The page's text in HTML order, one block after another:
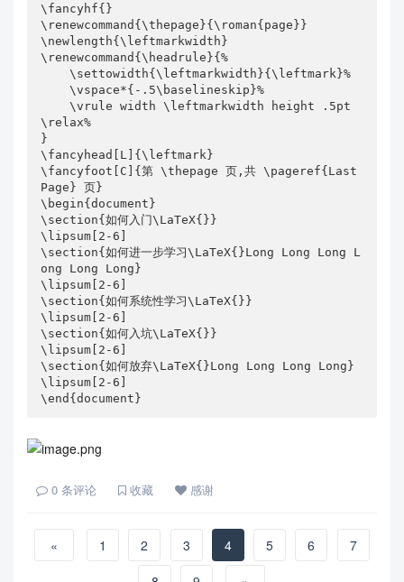
\fancyhf{}
\renewcommand{\thepage}{\roman{page}}
\newlength{\leftmarkwidth}
\renewcommand{\headrule}{%
    \settowidth{\leftmarkwidth}{\leftmark}%
    \vspace*{-.5\baselineskip}%
    \vrule width \leftmarkwidth height .5pt
\relax%
}
\fancyhead[L]{\leftmark}
\fancyfoot[C]{第 \thepage 页,共 \pageref{Last
Page} 页}
\begin{document}
\section{如何入门\LaTeX{}}
\lipsum[2-6]
\section{如何进一步学习\LaTeX{}Long Long Long L
ong Long Long}
\lipsum[2-6]
\section{如何系统性学习\LaTeX{}}
\lipsum[2-6]
\section{如何入坑\LaTeX{}}
\lipsum[2-6]
\section{如何放弃\LaTeX{}Long Long Long Long}
\lipsum[2-6]
\end{document}
0 条评论 收藏 感谢
« 1 2 3 4 5 6
7